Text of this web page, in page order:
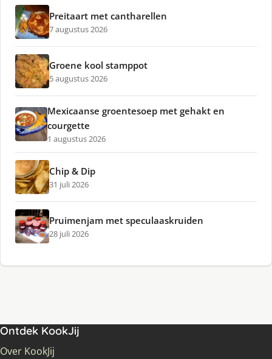
Preitaart met cantharellen
7 augustus 2026
Groene kool stamppot
5 augustus 2026
Mexicaanse groentesoep met gehakt en
courgette
1 augustus 2026
Chip & Dip
31 juli 2026
Pruimenjam met speculaaskruiden
28 juli 2026
Ontdek KookJij
Over KookJij